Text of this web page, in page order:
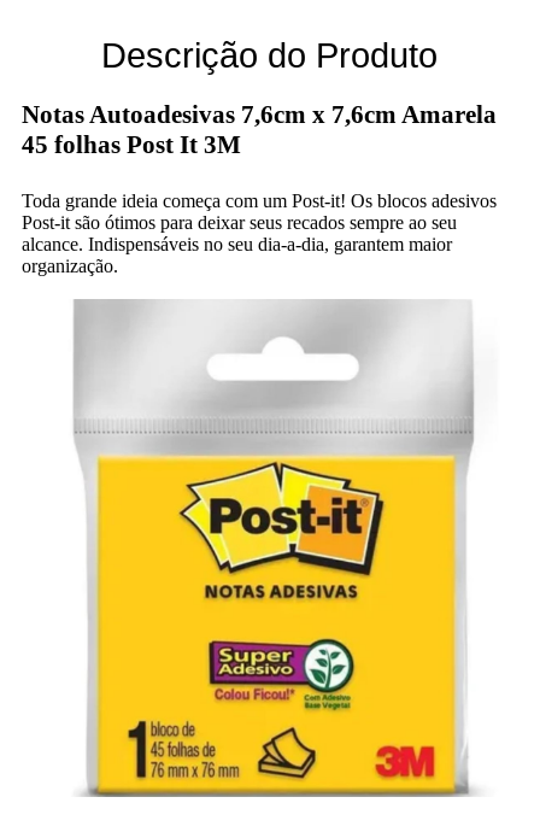
Descrição do Produto
Notas Autoadesivas 7,6cm x 7,6cm Amarela
45 folhas Post It 3M
Toda grande ideia começa com um Post-it! Os blocos adesivos
Post-it são ótimos para deixar seus recados sempre ao seu
alcance. Indispensáveis no seu dia-a-dia, garantem maior
organização.